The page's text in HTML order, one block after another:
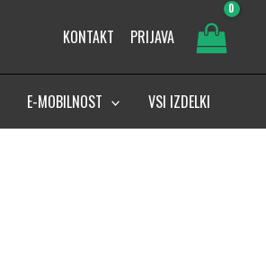
KONTAKT PRIJAVA
E-MOBILNOST VSI IZDELKI